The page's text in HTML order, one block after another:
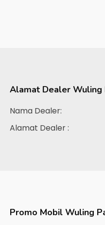
Alamat Dealer Wuling
Nama Dealer:
Alamat Dealer :
Promo Mobil Wuling